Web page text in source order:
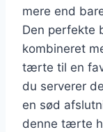
mere end
Den perfekte
kombineret
tærte til en
du serverer
en sød
denne tærte